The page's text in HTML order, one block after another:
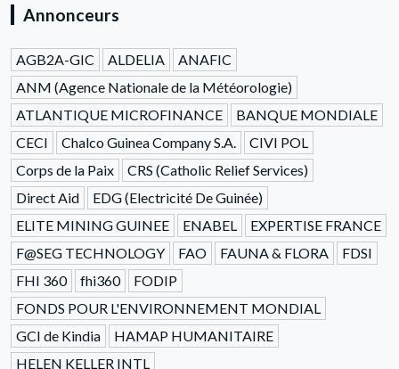
Annonceurs
AGB2A-GIC ALDELIA
ANAFIC
ANM (Agence Nationale de la Météorologie)
ATLANTIQUE MICROFINANCE
BANQUE MONDIALE
CECI
Chalco Guinea Company S.A.
CIVI POL
Corps de la Paix
CRS (Catholic Relief Services)
Direct Aid
EDG (Electricité De Guinée)
ELITE MINING GUINEE
ENABEL
EXPERTISE FRANCE
F@SEG TECHNOLOGY
FAO FAUNA & FLORA
FDSI
FHI 360
fhi360
FODIP
FONDS POUR L'ENVIRONNEMENT MONDIAL
GCI de Kindia
HAMAP HUMANITAIRE
HELEN KELLER INTL